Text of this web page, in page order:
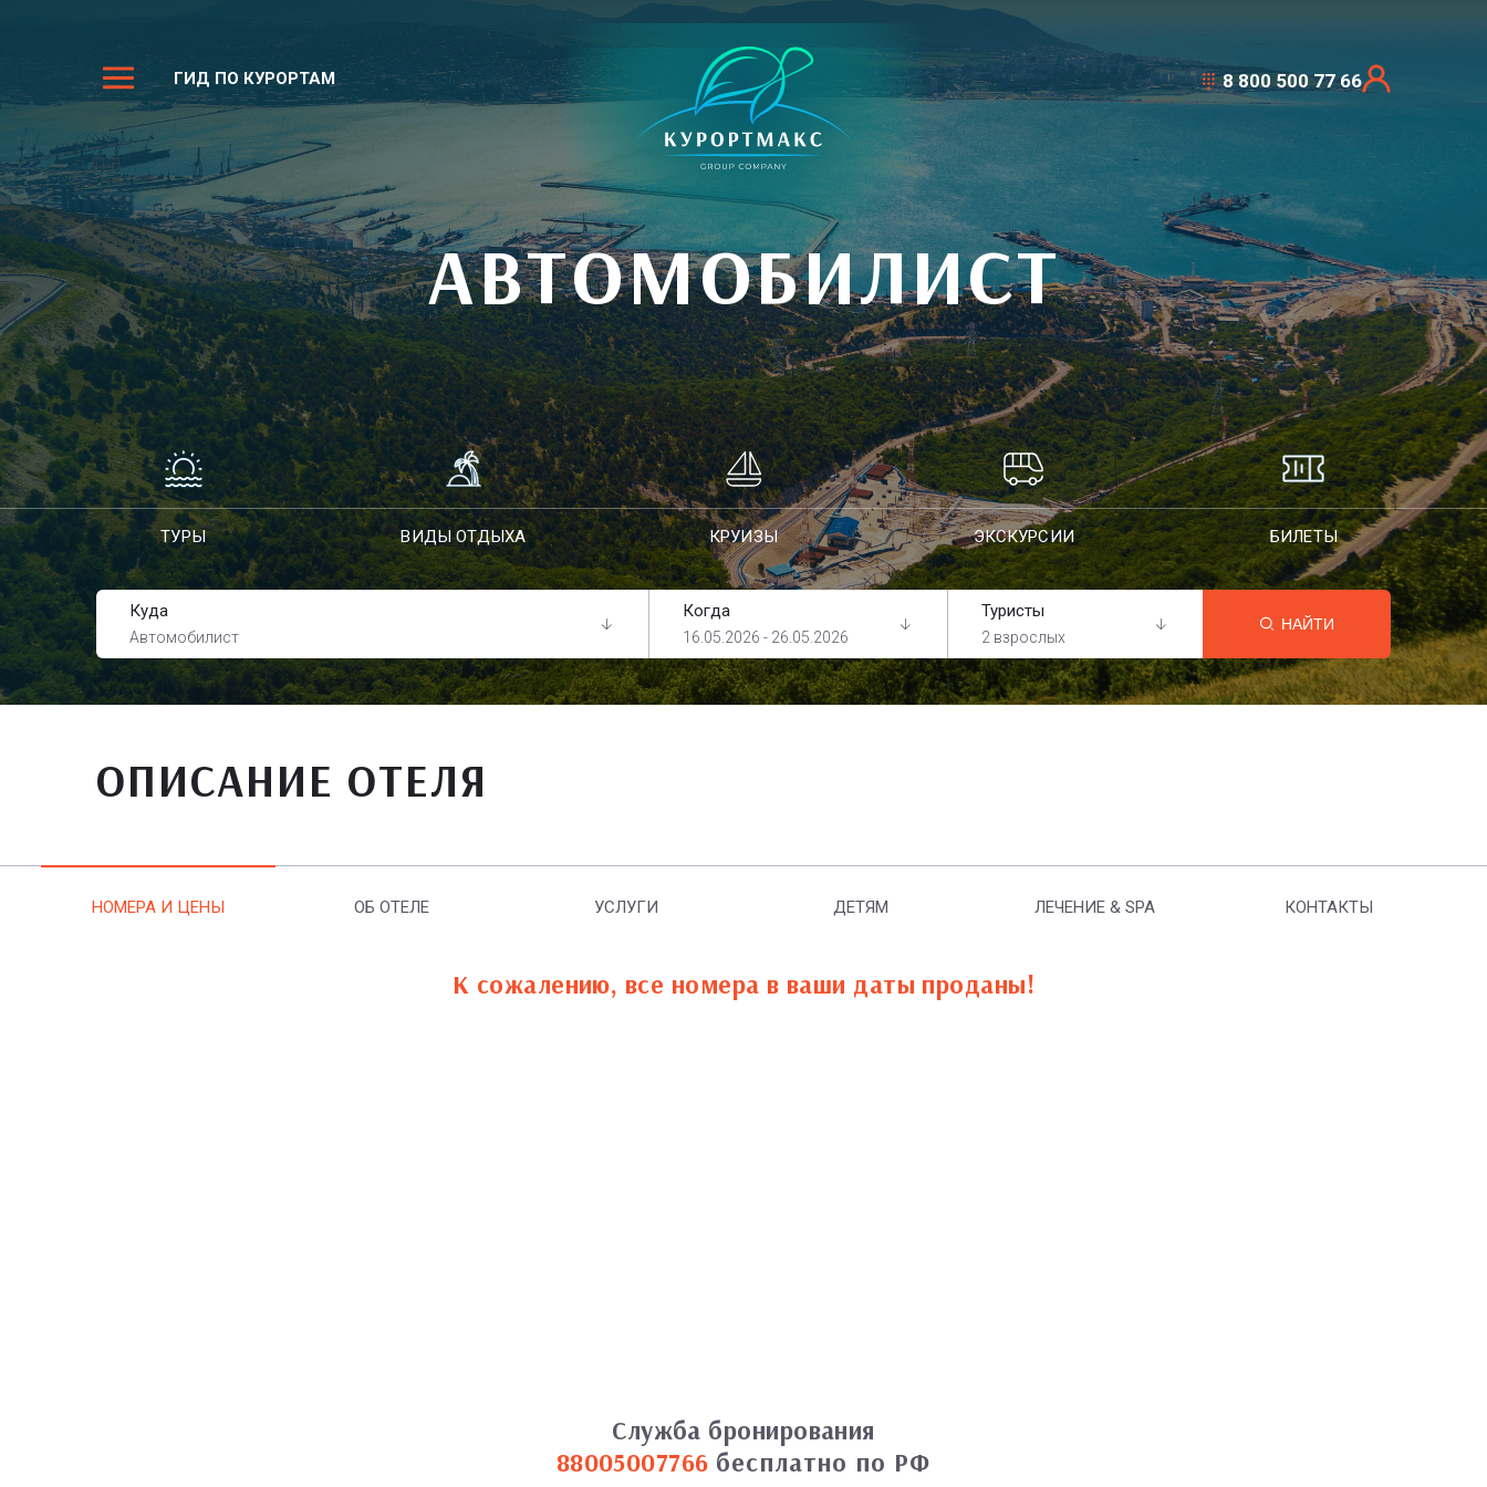
ГИД ПО КУРОРТАМ 8 800 500 77 66
АВТОМОБИЛИСТ
ТУРЫ ВИДЫ ОТДЫХА КРУИЗЫ ЭКСКУРСИИ БИЛЕТЫ
Куда
Автомобилист
Когда
16.05.2026 - 26.05.2026
Туристы
2 взрослых
НАЙТИ
ОПИСАНИЕ ОТЕЛЯ
НОМЕРА И ЦЕНЫ ОБ ОТЕЛЕ УСЛУГИ ДЕТЯМ ЛЕЧЕНИЕ & SPA КОНТАКТЫ
К сожалению, все номера в ваши даты проданы!
Служба бронирования
88005007766 бесплатно по РФ